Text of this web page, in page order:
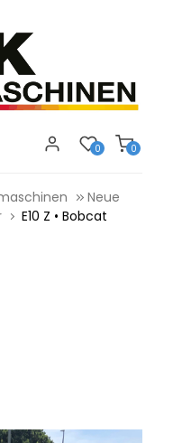
0
0
Neue
E10 Z • Bobcat